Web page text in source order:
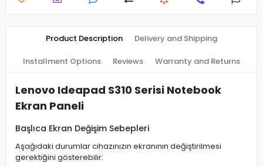
Product Description Delivery and Shipping
Installment Options Reviews Warranty and Returns
Lenovo Ideapad S310 Serisi Notebook
Ekran Paneli
Başlıca Ekran Değişim Sebepleri
Aşağıdaki durumlar cihazınızın ekranının değiştirilmesi
gerektiğini gösterebilir: